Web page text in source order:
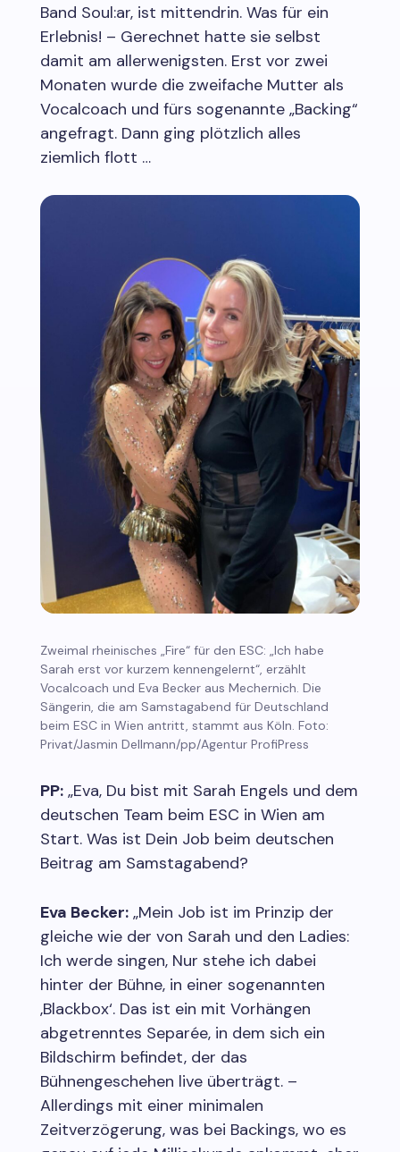
Band Soul:ar, ist mittendrin. Was für ein
Erlebnis! – Gerechnet hatte sie selbst
damit am allerwenigsten. Erst vor zwei
Monaten wurde die zweifache Mutter als
Vocalcoach und fürs sogenannte „Backing“
angefragt. Dann ging plötzlich alles
ziemlich flott …
Zweimal rheinisches „Fire“ für den ESC: „Ich habe
Sarah erst vor kurzem kennengelernt“, erzählt
Vocalcoach und Eva Becker aus Mechernich. Die
Sängerin, die am Samstagabend für Deutschland
beim ESC in Wien antritt, stammt aus Köln. Foto:
Privat/Jasmin Dellmann/pp/Agentur ProfiPress
PP:„Eva, Du bist mit Sarah Engels und dem
deutschen Team beim ESC in Wien am
Start. Was ist Dein Job beim deutschen
Beitrag am Samstagabend?
Eva Becker:„Mein Job ist im Prinzip der
gleiche wie der von Sarah und den Ladies:
Ich werde singen, Nur stehe ich dabei
hinter der Bühne, in einer sogenannten
‚Blackbox‘. Das ist ein mit Vorhängen
abgetrenntes Separée, in dem sich ein
Bildschirm befindet, der das
Bühnengeschehen live überträgt. –
Allerdings mit einer minimalen
Zeitverzögerung, was bei Backings, wo es